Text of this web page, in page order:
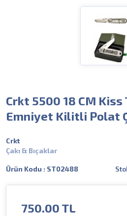
Crkt 5500 18 CM Kiss
Emniyet Kilitli Polat
Crkt
Çakı & Bıçaklar
Ürün Kodu : ST02488
750.00 TL